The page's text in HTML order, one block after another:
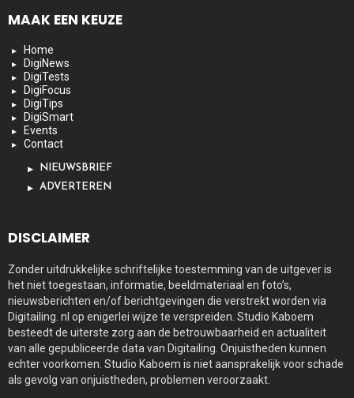
MAAK EEN KEUZE
Home
DigiNews
DigiTests
DigiFocus
DigiTips
DigiSmart
Events
Contact
NIEUWSBRIEF
ADVERTEREN
DISCLAIMER
Zonder uitdrukkelijke schriftelijke toestemming van de uitgever is
het niet toegestaan, informatie, beeldmateriaal en foto’s,
nieuwsberichten en/of berichtgevingen die verstrekt worden via
Digitailing. nl op enigerlei wijze te verspreiden. Studio Kaboem
besteedt de uiterste zorg aan de betrouwbaarheid en actualiteit
van alle gepubliceerde data van Digitailing. Onjuistheden kunnen
echter voorkomen. Studio Kaboem is niet aansprakelijk voor schade
als gevolg van onjuistheden, problemen veroorzaakt.